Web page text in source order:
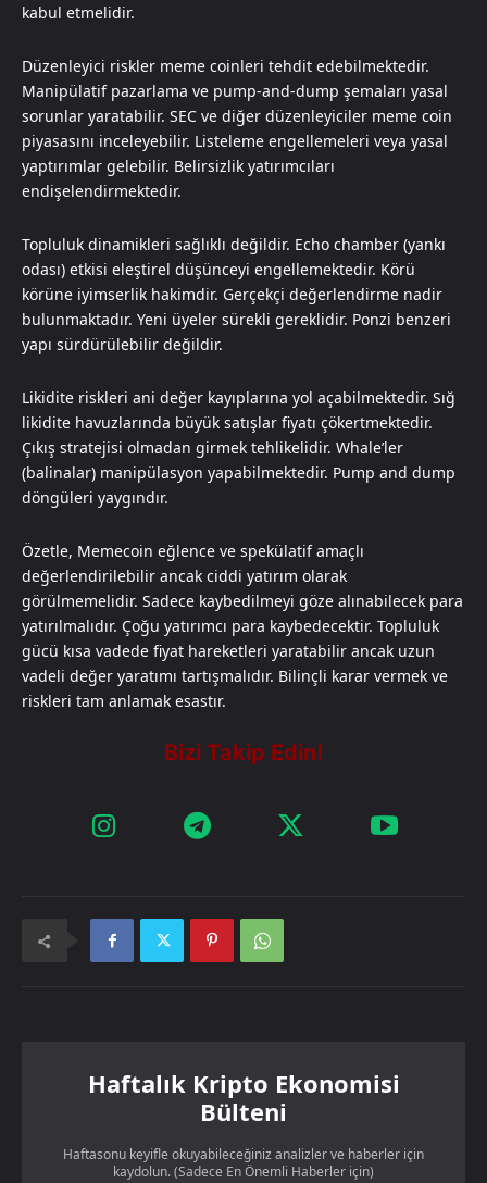
kabul etmelidir.
Düzenleyici riskler meme coinleri tehdit edebilmektedir.
Manipülatif pazarlama ve pump-and-dump şemaları yasal
sorunlar yaratabilir. SEC ve diğer düzenleyiciler meme coin
piyasasını inceleyebilir. Listeleme engellemeleri veya yasal
yaptırımlar gelebilir. Belirsizlik yatırımcıları
endişelendirmektedir.
Topluluk dinamikleri sağlıklı değildir. Echo chamber (yankı
odası) etkisi eleştirel düşünceyi engellemektedir. Körü
körüne iyimserlik hakimdir. Gerçekçi değerlendirme nadir
bulunmaktadır. Yeni üyeler sürekli gereklidir. Ponzi benzeri
yapı sürdürülebilir değildir.
Likidite riskleri ani değer kayıplarına yol açabilmektedir. Sığ
likidite havuzlarında büyük satışlar fiyatı çökertmektedir.
Çıkış stratejisi olmadan girmek tehlikelidir. Whale’ler
(balinalar) manipülasyon yapabilmektedir. Pump and dump
döngüleri yaygındır.
Özetle, Memecoin eğlence ve spekülatif amaçlı
değerlendirilebilir ancak ciddi yatırım olarak
görülmemelidir. Sadece kaybedilmeyi göze alınabilecek para
yatırılmalıdır. Çoğu yatırımcı para kaybedecektir. Topluluk
gücü kısa vadede fiyat hareketleri yaratabilir ancak uzun
vadeli değer yaratımı tartışmalıdır. Bilinçli karar vermek ve
riskleri tam anlamak esastır.
Haftalık Kripto Ekonomisi
Bülteni
Haftasonu keyifle okuyabileceğiniz analizler ve haberler için
kaydolun. (Sadece En Önemli Haberler için)